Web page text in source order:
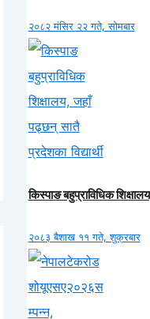
२०८२ मंसिर २२ गते, सोमबार
किस्पाङ बहुप्राविधिक
२०८३ बैशाख ११ गते, शुक्रबार